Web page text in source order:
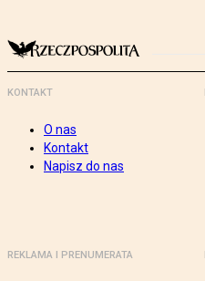
KONTAKT
O nas
Kontakt
Napisz do nas
REKLAMA I PRENUMERATA